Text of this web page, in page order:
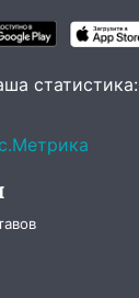
в долг»
в
статистика: